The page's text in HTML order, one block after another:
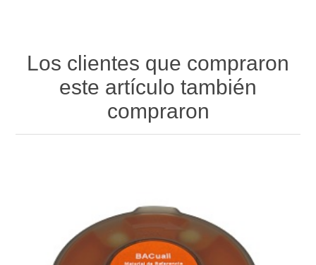
Los clientes que compraron
este artículo también
compraron